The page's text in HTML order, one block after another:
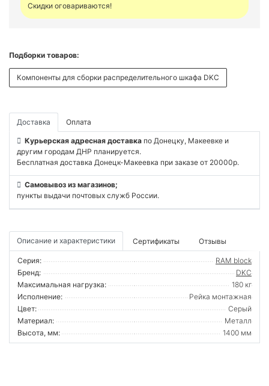
Скидки оговариваются!
Подборки товаров:
Компоненты для сборки распределительного шкафа DKC
Доставка Оплата
Курьерская адресная доставка по Донецку, Макеевке и
другим городам ДНР планируется.
Бесплатная доставка Донецк-Макеевка при заказе от 20000р.
Самовывоз из магазинов;
пункты выдачи почтовых служб России.
Описание и характеристики Сертификаты Отзывы
Серия:
RAM block
Бренд:
DKC
Максимальная нагрузка:
180 кг
Исполнение:
Рейка монтажная
Цвет:
Серый
Материал:
Металл
Высота, мм:
1400 мм